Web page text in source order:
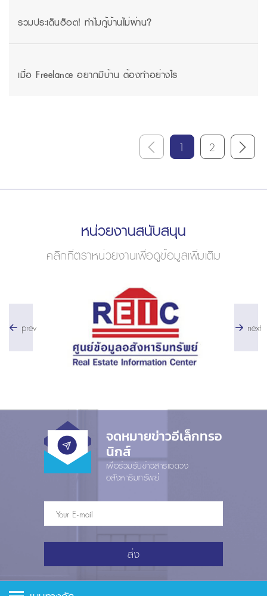
รวมประเด็นฮ็อต! ทำไมกู้บ้านไม่ผ่าน?
เมื่อ Freelance อยากมีบ้าน ต้องทำอย่างไร
1 2
หน่วยงานสนับสนุน
คลิกที่ตราหน่วยงานเพื่อดูข้อมูลเพิ่มเติม
prev next
จดหมายข่าวอีเล็กทรอ
นิกส์
เพื่อร่วมรับข่าวสารแวดวง
อสังหาริมทรัพย์
ส่ง